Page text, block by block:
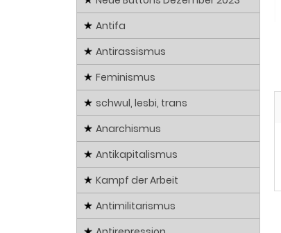
Antifa
Antirassismus
Feminismus
schwul, lesbi, trans
Anarchismus
Antikapitalismus
Kampf der Arbeit
Antimilitarismus